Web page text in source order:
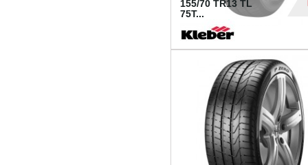
155/70 TR13 TL
75T...